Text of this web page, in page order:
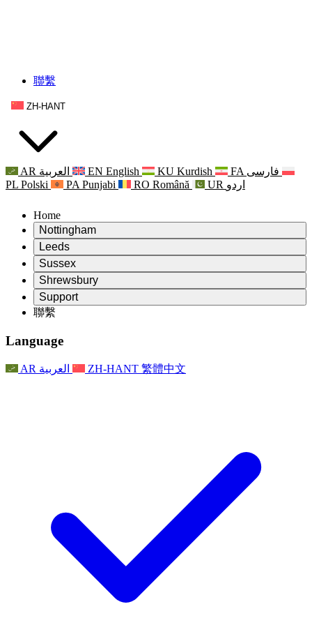
聯繫
ZH-HANT
AR العربية EN English KU Kurdish FA فارسی
PL Polski PA Punjabi RO Română UR اردو
Home
Nottingham
Review
評審主席
獨立審核小組
職權範圍
獨立審查最終報告
常見問題
For Families
最新消息
Leeds
Review
評審主席
獨立審核小組
職權範圍
聯繫
家庭心理支持
家庭更新
事件
Sussex
Review
評審主席
獨立審核小組
職權範圍
聯繫
For Families
家庭心理支持
家庭更新
Shrewsbury
Review
產科複查的職權範圍
Reports
獨立審查的最終報告
獨立審查報告的首次報告
For Families
Support
Leeds
Nottingham
家庭心理支援服務
心理健康危機支援
基於信仰的喪親支援
對於父親
聯繫
Language
AR العربية ZH-HANT 繁體中文